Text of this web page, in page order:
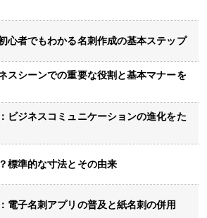
心者でもわかる名刺作成の基本ステップ
スシーンでの重要な役割と基本マナーを
ビジネスコミュニケーションの進化をた
標準的な寸法とその由来
電子名刺アプリの普及と紙名刺の併用